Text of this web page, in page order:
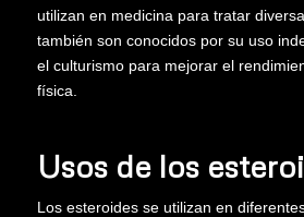
utilizan en medicina para tratar
también son conocidos por su uso
el culturismo para mejorar el
física.
Usos de los
Los esteroides se utilizan en